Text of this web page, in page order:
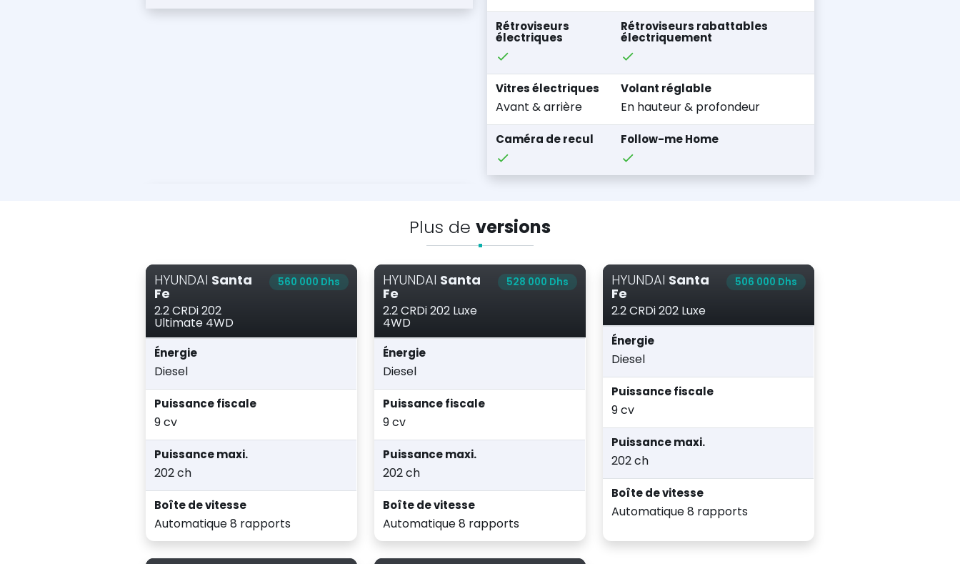
Rétroviseurs
électriques
Rétroviseurs rabattables
électriquement
Vitres électriques
Avant & arrière
Volant réglable
En hauteur & profondeur
Caméra de recul Follow-me Home
Plus de versions
HYUNDAI Santa
Fe
2.2 CRDi 202
Ultimate 4WD
560 000 Dhs
Énergie
Diesel
Puissance fiscale
9 cv
Puissance maxi.
202 ch
Boîte de vitesse
Automatique 8 rapports
HYUNDAI Santa
Fe
2.2 CRDi 202 Luxe
4WD
528 000 Dhs
Énergie
Diesel
Puissance fiscale
9 cv
Puissance maxi.
202 ch
Boîte de vitesse
Automatique 8 rapports
HYUNDAI Santa
Fe
2.2 CRDi 202 Luxe
506 000 Dhs
Énergie
Diesel
Puissance fiscale
9 cv
Puissance maxi.
202 ch
Boîte de vitesse
Automatique 8 rapports